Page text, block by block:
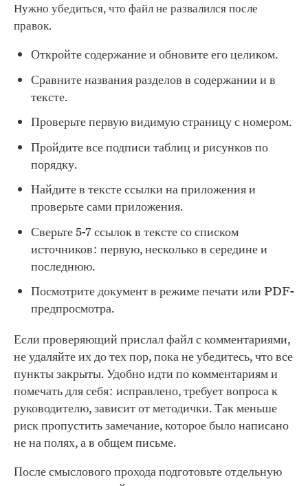
Нужно убедиться, что файл не развалился после
правок.
Откройте содержание и обновите его целиком.
Сравните названия разделов в содержании и в
тексте.
Проверьте первую видимую страницу с номером.
Пройдите все подписи таблиц и рисунков по
порядку.
Найдите в тексте ссылки на приложения и
проверьте сами приложения.
Сверьте 5-7 ссылок в тексте со списком
источников: первую, несколько в середине и
последнюю.
Посмотрите документ в режиме печати или PDF-
предпросмотра.
Если проверяющий прислал файл с комментариями,
не удаляйте их до тех пор, пока не убедитесь, что все
пункты закрыты. Удобно идти по комментариям и
помечать для себя: исправлено, требует вопроса к
руководителю, зависит от методички. Так меньше
риск пропустить замечание, которое было написано
не на полях, а в общем письме.
После смыслового прохода подготовьте отдельную